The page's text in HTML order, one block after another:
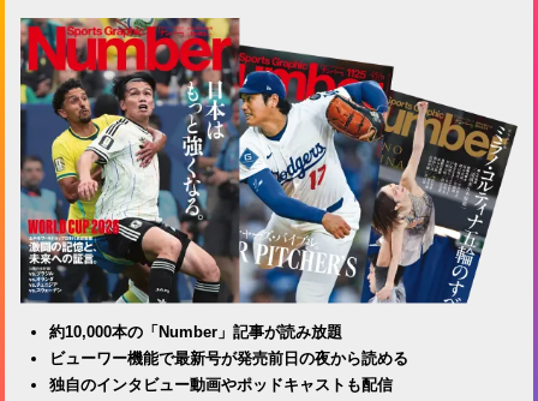
約10,000本の「Number」記事が読み放題
ビューワー機能で最新号が発売前日の夜から読める
独自のインタビュー動画やポッドキャストも配信